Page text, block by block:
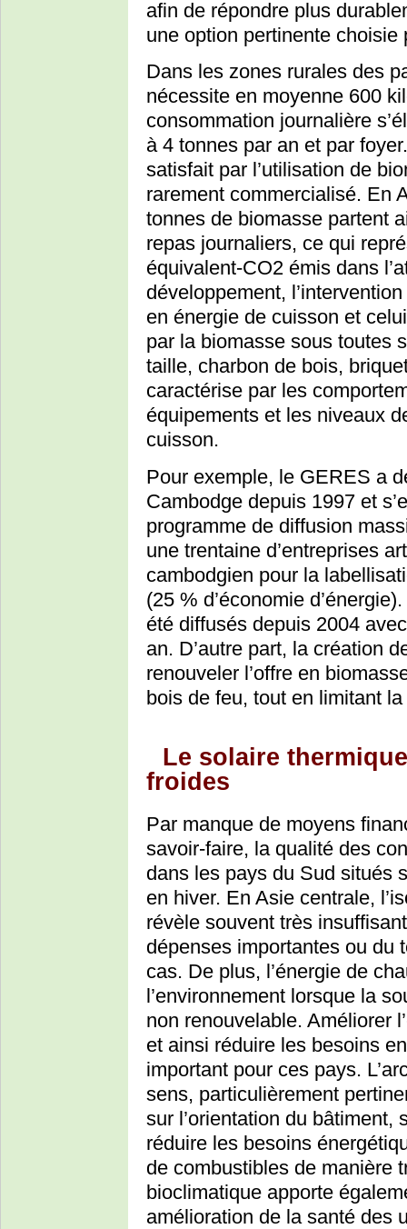
afin de répondre plus
une option pertinente choisie
Dans les zones rurales des
nécessite en moyenne 600
consommation journalière
à 4 tonnes par an et par
satisfait par l’utilisation de
rarement commercialisé. En
tonnes de biomasse partent
repas journaliers, ce qui
équivalent-CO2 émis dans
développement,
en énergie de cuisson et
par la biomasse sous toutes
taille, charbon de bois,
caractérise par les
équipements et les niveaux
cuisson.
Pour exemple, le GERES a
Cambodge depuis 1997 et
programme de diffusion
une trentaine d’entreprises
cambodgien pour la
(25 % d’économie
été diffusés depuis 2004
an. D’autre part, la création
renouveler l’offre en
bois de feu, tout en limitant
Le solaire
froides
Par manque de moyens
savoir-faire, la qualité des
dans les pays du Sud situés
en hiver. En Asie centrale,
révèle souvent très
dépenses importantes ou du
cas. De plus, l’énergie de
l’environnement lorsque la
non renouvelable. Améliorer
et ainsi réduire les besoins
important pour ces pays.
sens, particulièrement
sur l’orientation du
réduire les besoins
de combustibles de manière
bioclimatique apporte
amélioration de la santé des